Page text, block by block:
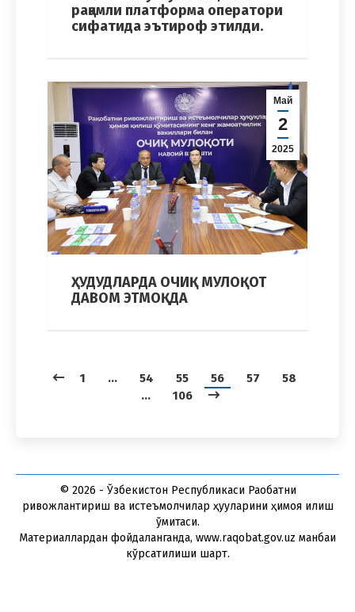
рақамли платформа оператори
сифатида эътироф этилди.
Май
2
2025
ҲУДУДЛАРДА ОЧИҚ МУЛОҚОТ
ДАВОМ ЭТМОҚДА
1 … 54 55 56 57
58
…
106
© 2026 - Ўзбекистон Республикаси Рақобатни
ривожлантириш ва истеъмолчилар ҳуқуқларини ҳимоя қилиш
қўмитаси.
Материаллардан фойдаланганда, www.raqobat.gov.uz манбаи
кўрсатилиши шарт.